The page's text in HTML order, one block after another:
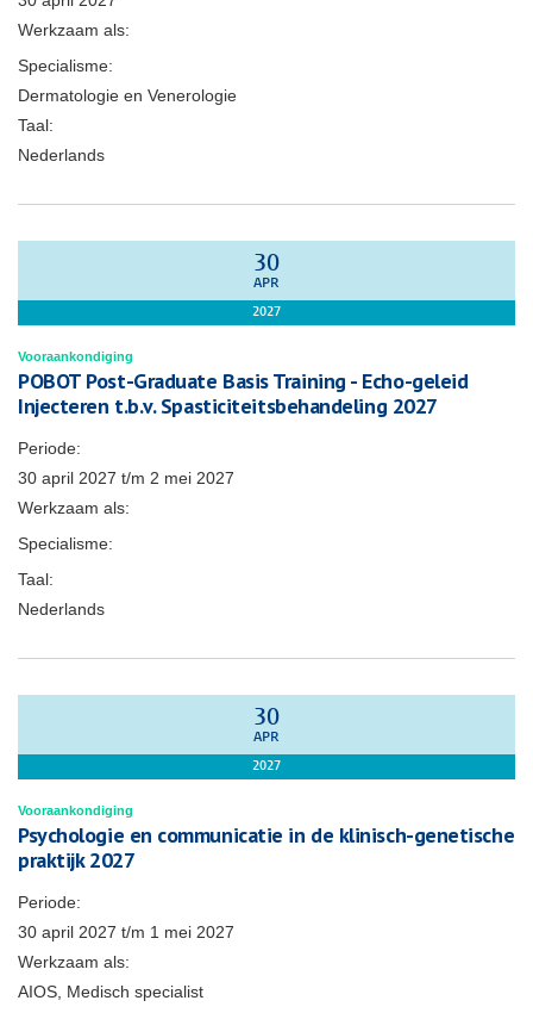
Werkzaam als:
Specialisme:
Dermatologie en Venerologie
Taal:
Nederlands
30
APR
2027
Vooraankondiging
POBOT Post-Graduate Basis Training - Echo-geleid
Injecteren t.b.v. Spasticiteitsbehandeling 2027
Periode:
30 april 2027 t/m 2 mei 2027
Werkzaam als:
Specialisme:
Taal:
Nederlands
30
APR
2027
Vooraankondiging
Psychologie en communicatie in de klinisch-genetische
praktijk 2027
Periode:
30 april 2027 t/m 1 mei 2027
Werkzaam als:
AIOS, Medisch specialist